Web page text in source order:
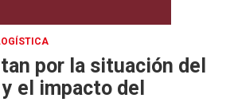
por la situación del
el impacto del